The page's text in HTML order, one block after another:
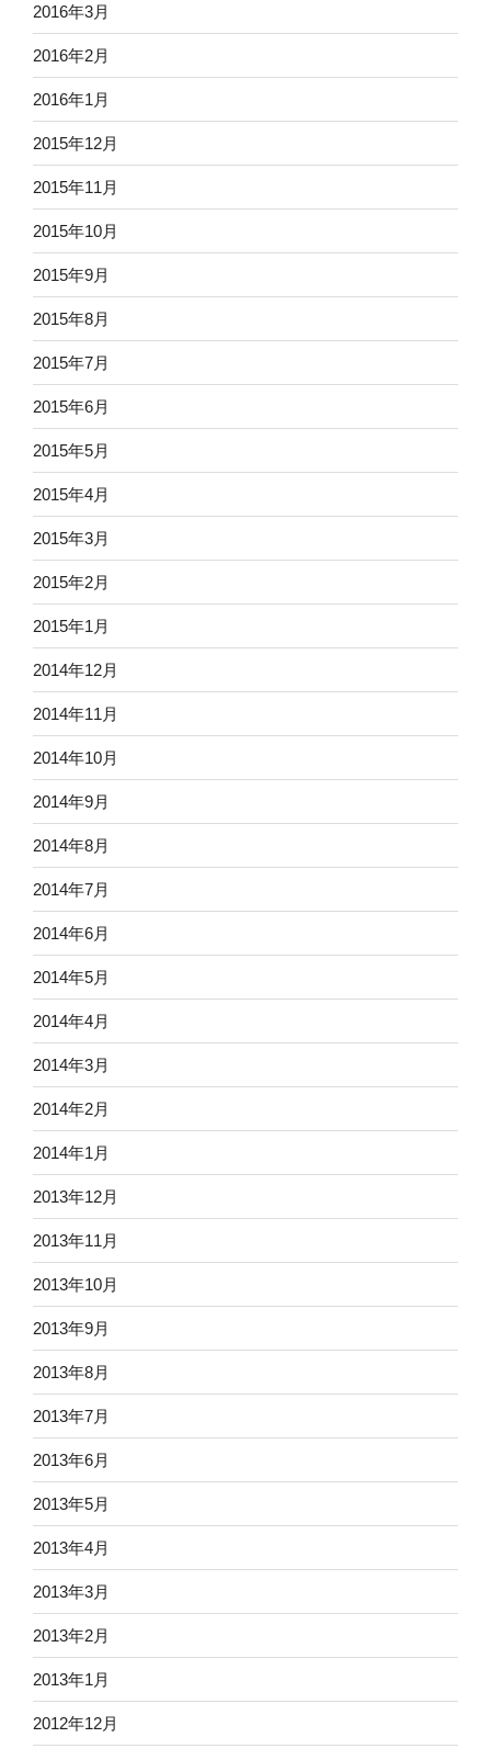
2016年3月
2016年2月
2016年1月
2015年12月
2015年11月
2015年10月
2015年9月
2015年8月
2015年7月
2015年6月
2015年5月
2015年4月
2015年3月
2015年2月
2015年1月
2014年12月
2014年11月
2014年10月
2014年9月
2014年8月
2014年7月
2014年6月
2014年5月
2014年4月
2014年3月
2014年2月
2014年1月
2013年12月
2013年11月
2013年10月
2013年9月
2013年8月
2013年7月
2013年6月
2013年5月
2013年4月
2013年3月
2013年2月
2013年1月
2012年12月